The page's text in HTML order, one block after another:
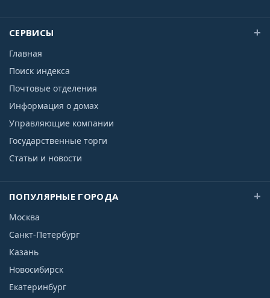
СЕРВИСЫ
Главная
Поиск индекса
Почтовые отделения
Информация о домах
Управляющие компании
Государственные торги
Статьи и новости
ПОПУЛЯРНЫЕ ГОРОДА
Москва
Санкт-Петербург
Казань
Новосибирск
Екатеринбург